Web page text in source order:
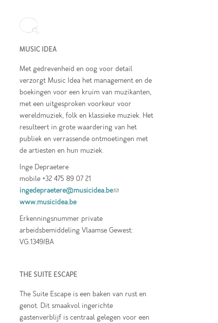
MUSIC IDEA
Met gedrevenheid en oog voor detail
verzorgt Music Idea het management en de
boekingen voor een kruim van muzikanten,
met een uitgesproken voorkeur voor
wereldmuziek, folk en klassieke muziek. Het
resulteert in grote waardering van het
publiek en verrassende ontmoetingen met
de artiesten en hun muziek.
Inge Depraetere
mobile +32 475 89 07 21
ingedepraetere@musicidea.be(link sends e-
www.musicidea.be
Erkenningsnummer private
arbeidsbemiddeling Vlaamse Gewest:
VG.1349/BA
THE SUITE ESCAPE
The Suite Escape is een baken van rust en
genot. Dit smaakvol ingerichte
gastenverblijf is centraal gelegen voor een